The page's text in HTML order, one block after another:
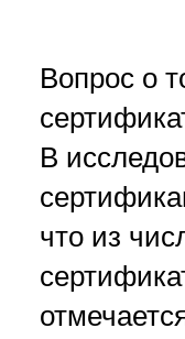
Вопрос о
В
что из